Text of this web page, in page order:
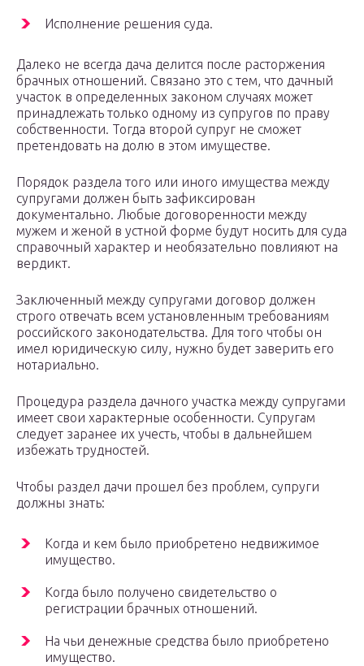
Исполнение решения суда.
Далеко не всегда дача делится после расторжения
брачных отношений. Связано это с тем, что дачный
участок в определенных законом случаях может
принадлежать только одному из супругов по праву
собственности. Тогда второй супруг не сможет
претендовать на долю в этом имуществе.
Порядок раздела того или иного имущества между
супругами должен быть зафиксирован
документально. Любые договоренности между
мужем и женой в устной форме будут носить для суда
справочный характер и необязательно повлияют на
вердикт.
Заключенный между супругами договор должен
строго отвечать всем установленным требованиям
российского законодательства. Для того чтобы он
имел юридическую силу, нужно будет заверить его
нотариально.
Процедура раздела дачного участка между супругами
имеет свои характерные особенности. Супругам
следует заранее их учесть, чтобы в дальнейшем
избежать трудностей.
Чтобы раздел дачи прошел без проблем, супруги
должны знать:
Когда и кем было приобретено недвижимое
имущество.
Когда было получено свидетельство о
регистрации брачных отношений.
На чьи денежные средства было приобретено
имущество.